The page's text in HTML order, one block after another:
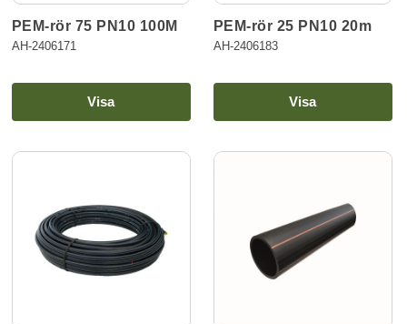
PEM-rör 75 PN10 100M
AH-2406171
Visa
PEM-rör 25 PN10 20m
AH-2406183
Visa